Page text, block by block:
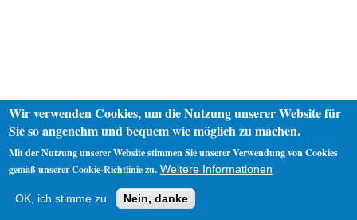
Impressum
Wir verwenden Cookies, um die Nutzung unserer Website für
Sie so angenehm und bequem wie möglich zu machen.
Mit der Nutzung unserer Website stimmen Sie unserer Verwendung von Cookies
gemäß unserer Cookie-Richtlinie zu. Weitere Informationen
OK, ich stimme zu Nein, danke